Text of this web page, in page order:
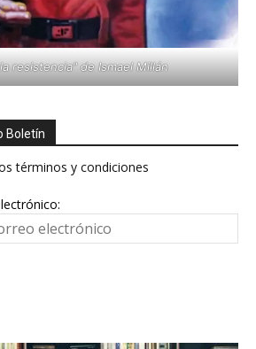
resistencia" de Ismael Millán
Boletín
términos y condiciones